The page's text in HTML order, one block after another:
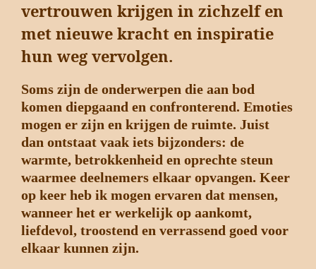
vertrouwen krijgen in zichzelf en
met nieuwe kracht en inspiratie
hun weg vervolgen.
Soms zijn de onderwerpen die aan bod
komen diepgaand en confronterend. Emoties
mogen er zijn en krijgen de ruimte. Juist
dan ontstaat vaak iets bijzonders: de
warmte, betrokkenheid en oprechte steun
waarmee deelnemers elkaar opvangen. Keer
op keer heb ik mogen ervaren dat mensen,
wanneer het er werkelijk op aankomt,
liefdevol, troostend en verrassend goed voor
elkaar kunnen zijn.